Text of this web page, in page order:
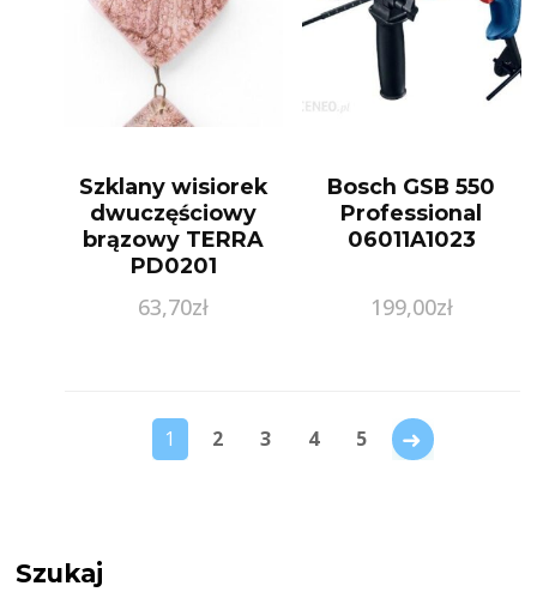
Szklany wisiorek
dwuczęściowy
brązowy TERRA
PD0201
63,70zł
Bosch GSB 550
Professional
06011A1023
199,00zł
1 2 3 4 5
Szukaj